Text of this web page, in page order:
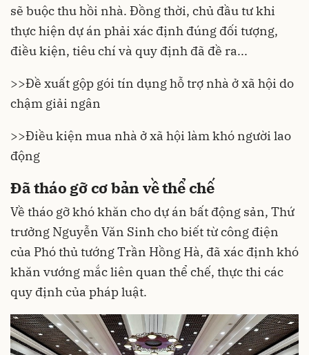
sẽ buộc thu hồi nhà. Đồng thời, chủ đầu tư khi
thực hiện dự án phải xác định đúng đối tượng,
điều kiện, tiêu chí và quy định đã đề ra...
>>Đề xuất gộp gói tín dụng hỗ trợ nhà ở xã hội do
chậm giải ngân
>>Điều kiện mua nhà ở xã hội làm khó người lao
động
Đã tháo gỡ cơ bản về thể chế
Về tháo gỡ khó khăn cho dự án bất động sản, Thứ
trưởng Nguyễn Văn Sinh cho biết từ công điện
của Phó thủ tướng Trần Hồng Hà, đã xác định khó
khăn vướng mắc liên quan thể chế, thực thi các
quy định của pháp luật.